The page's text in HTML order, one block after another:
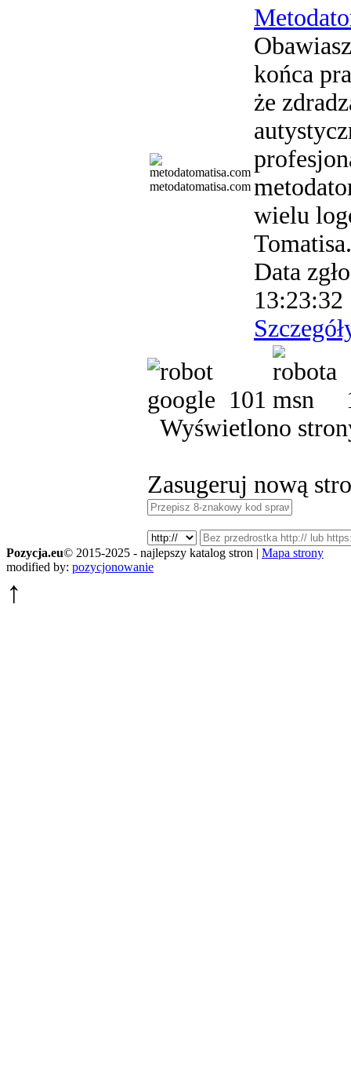
metodatomatisa.com
końca
że
wielu
Tomatisa.
Data
13:23:32
101
Wyświetlono
Zasugeruj nową
Pozycja.eu© 2015-2025 - najlepszy katalog stron | Mapa strony
modified by: pozycjonowanie
↑